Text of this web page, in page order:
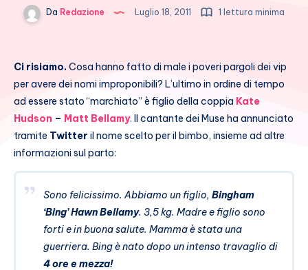
Da Redazione Luglio 18, 2011 1 lettura minima
Ci risiamo.Cosa hanno fatto di male i poveri pargoli dei vip
per avere dei nomi improponibili? L’ultimo in ordine di tempo
ad essere stato “marchiato” è figlio della coppia Kate
Hudson – Matt Bellamy. Il cantante dei Muse ha annunciato
tramite Twitter il nome scelto per il bimbo, insieme ad altre
informazioni sul parto:
Sono felicissimo. Abbiamo un figlio, Bingham
‘Bing’ Hawn Bellamy. 3,5 kg. Madre e figlio sono
forti e in buona salute. Mamma è stata una
guerriera. Bing è nato dopo un intenso travaglio di
4 ore e mezza!